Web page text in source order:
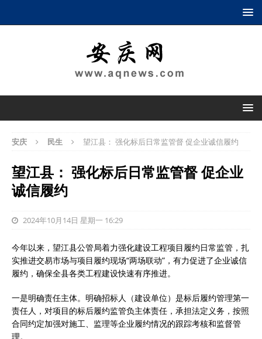
安庆 民生 望江县： 强化标后日常监管督 促企业诚信履约
望江县： 强化标后日常监管督 促企业
诚信履约
2024年10月14日 星期一 16:29
今年以来，望江县公管局着力强化建设工程项目履约日常监管，扎
实推进交易市场与项目履约现场“两场联动”，有力促进了企业诚信
履约，确保全县各类工程建设快速有序推进。
一是明确责任主体。明确招标人（建设单位）是标后履约管理第一
责任人，对项目的标后履约监管负主体责任，承担法定义务，按照
合同约定加强对施工、监理等企业履约情况的跟踪考核和监督管
理。